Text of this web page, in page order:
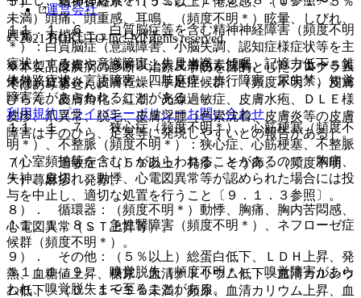
未満）頭痛、頭重感、耳鳴、（頻度不明＊）眩暈、しびれ、
興奮、末梢性ニューロパチー。
６）． 皮膚：（５％以上）皮膚色素沈着、（０．１〜５％
未満）皮膚炎、皮膚乾燥、手足症候群、（頻度不明＊）皮膚
びらん、皮膚角化、紅潮、光線過敏症、皮膚水疱、ＤＬＥ様
皮疹、爪異常、脱毛、皮膚浮腫［色素沈着、皮膚炎等の皮膚
障害は手のひら、足裏等に発現しやすいとの報告がある］。
７）． 過敏症：（５％以上）発疹、そう痒、（頻度不明
＊）蕁麻疹、発赤。
８）． 循環器：（頻度不明＊）動悸、胸痛、胸内苦悶感、
心電図異常（ＳＴ上昇等）。
９）． その他：（５％以上）総蛋白低下、ＬＤＨ上昇、発
熱、血糖値上昇、糖尿、血清ナトリウム低下、血清カルシウ
ム低下、（０．１〜５％未満）頻尿、血清カリウム上昇、血
１１．１．６． 白質脳症等を含む精神神経障害（頻度不明
＊）：白質脳症（意識障害、小脳失調、認知症様症状等を主
症状とする）や意識障害、失見当識、傾眠、記憶力低下、錐
体外路症状、言語障害、四肢麻痺、歩行障害、尿失禁、知覚
障害等があらわれることがある。
１１．１．７． 狭心症（頻度不明＊）、心筋梗塞（頻度不
明＊）、不整脈（頻度不明＊）：狭心症、心筋梗塞、不整脈
（心室頻拍等を含む）があらわれることがあるので、胸痛、
失神、息切れ、動悸、心電図異常等が認められた場合には投
与を中止し、適切な処置を行うこと〔９．１．３参照〕。
１１．１．８． 急性腎障害（頻度不明＊）、ネフローゼ症
候群（頻度不明＊）。
１１．１．９． 嗅覚脱失（頻度不明＊）：嗅覚障害があら
われ、嗅覚脱失まで至ることがある。
運営会社
© 2021 HOKUTO Inc. All rights reserved.
※本製品は疾病の診断・治療・予防を目的としたプログラム
ではありません。
利用規約プライバシーポリシーお問い合わせ